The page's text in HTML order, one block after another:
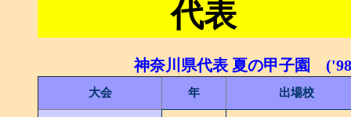
代表
神奈川県代表 夏の甲子園
大会 年 出場校